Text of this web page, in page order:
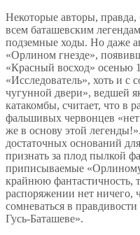
Некоторые авторы, правда,
всем баташевским
подземные ходы. Но даже
«Орлином гнезде»,
«Красный восход» осенью
«Исследователь», хоть и
чугунной двери», ведшей
катакомбы, считает, что в
фальшивых червонцев «нет
же в основу этой
достаточных оснований
признать за плод пылкой
приписываемые
крайнюю фантастичность,
распоряжении нет ничего,
сомневаться в
Гусь-Баташеве».